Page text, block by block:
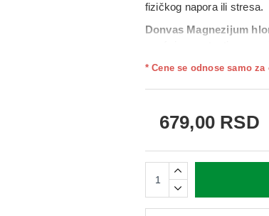
fizičkog napora ili stresa.
Donvas Magnezijum
osećaja napetosti,
preporučuje se primena
* Cene se odnose samo
679,00 RSD